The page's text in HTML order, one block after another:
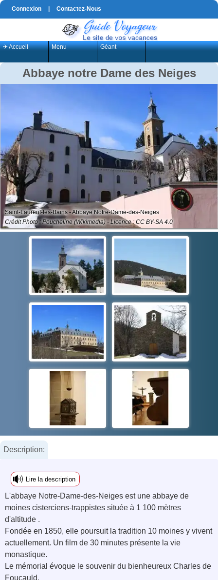
Connexion Contactez-Nous
✈ Accueil Menu Géant
Abbaye notre Dame des Neiges
Saint-Laurent-les-Bains - Abbaye Notre-Dame-des-Neiges
Crédit Photo : Poucheline (Wikimedia) - Licence : CC BY-SA 4.0
Description:
Lire la description
L'abbaye Notre-Dame-des-Neiges est une abbaye de
moines cisterciens-trappistes située à 1 100 mètres
d'altitude .
Fondée en 1850, elle poursuit la tradition 10 moines y vivent
actuellement. Un film de 30 minutes présente la vie
monastique.
Le mémorial évoque le souvenir du bienheureux Charles de
Foucauld.